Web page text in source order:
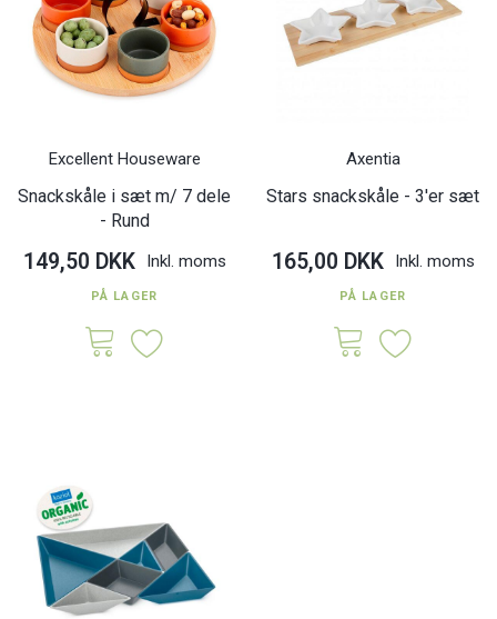
Excellent Houseware
Snackskåle i sæt m/ 7 dele
- Rund
149,50 DKK Inkl. moms
PÅ LAGER
Axentia
Stars snackskåle - 3'er sæt
165,00 DKK Inkl. moms
PÅ LAGER